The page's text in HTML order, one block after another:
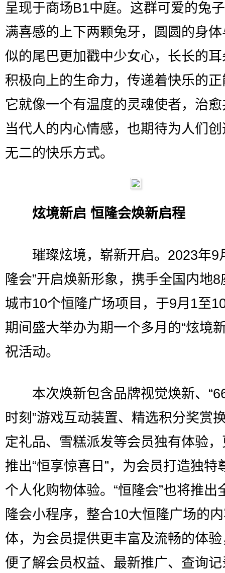
呈现于商场B1中庭。这群可爱的兔
满喜感的上下两颗兔牙，圆圆的身
似的尾巴更加戳中少女心，长长的
积极向上的生命力，传递着快乐的
它就像一个有温度的灵魂使者，治
当代人的内心情感，也期待为人们
无二的快乐方式。
炫境新启 恒隆会焕新启程
璀璨炫境，崭新开启。2023年9
隆会”开启焕新形象，携手全国内地8
城市10个恒隆广场项目，于9月1至
期间盛大举办为期一个多月的“炫境
祝活动。
本次焕新包含品牌视觉焕新、
时刻”游戏互动装置、精选积分奖赏
定礼品、雪糕派发等会员独有体验
推出“恒享惊喜日”，为会员打造独特
个人化购物体验。“恒隆会”也将推出
隆会小程序，整合10大恒隆广场的
体，为会员提供更丰富及流畅的体
便了解会员权益、最新推广、查询